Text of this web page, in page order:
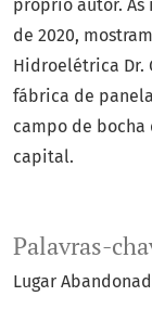
Palavras-
Lugar
próprio autor. As
de 2020,
Hidroelétrica Dr.
fábrica de
campo de bocha
capital.